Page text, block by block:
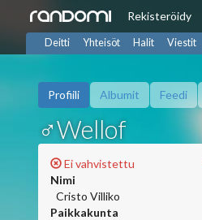
Rekisteröidy
Deitti Yhteisöt Halit Viestit
Profiili Albumit Feedi
♂Wellof
Ei vahvistettu
Nimi
Cristo Villiko
Paikkakunta